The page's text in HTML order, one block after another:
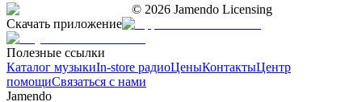
© 2026 Jamendo Licensing
Скачать приложение
Полезные ссылки
Каталог музыкиIn-store радиоЦеныКонтактыЦентр
помощиСвязаться с нами
Jamendo